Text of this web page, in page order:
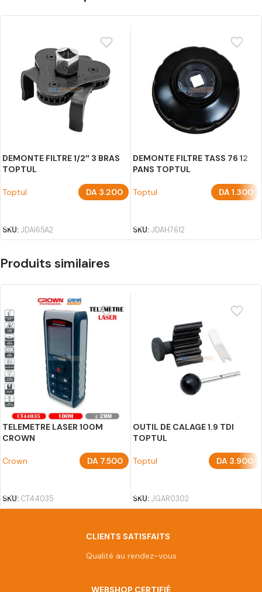
DEMONTE FILTRE 1/2″ 3 BRAS
TOPTUL
Toptul DA 3.200
SKU: JDAI65A2
DEMONTE FILTRE TASS 76 12
PANS TOPTUL
Toptul DA1.300
SKU: JDAH7612
Produits similaires
TELEMETRE LASER 100M
CROWN
Crown DA 7.500
SKU: CT44035
OUTIL DE CALAGE 1.9 TDI
TOPTUL
Toptul DA 3.900
SKU: JGAR0302
CLIENTS SATISFAITS
Qualité au rendez-vous
WEBSHOP CERTIFIÉ